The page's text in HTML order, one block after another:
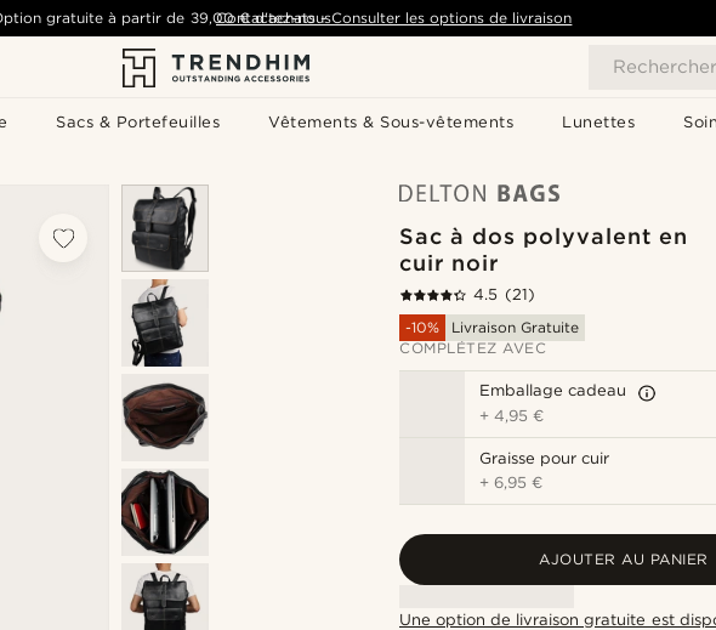
Rechercher
Sacs & Portefeuilles Vêtements & Sous-vêtements Lunettes
gratuite à partir de 39,00 € d'achats- Consulter les options de livraison
Contactez-nous
Sac à dos polyvalent en
cuir noir
4.5 (21)
-10%
Livraison Gratuite
COMPLÉTEZ AVEC
Emballage cadeau
+4,95 €
Graisse pour cuir
+6,95 €
AJOUTER AU PANIER
Une option de livraison gratuite est